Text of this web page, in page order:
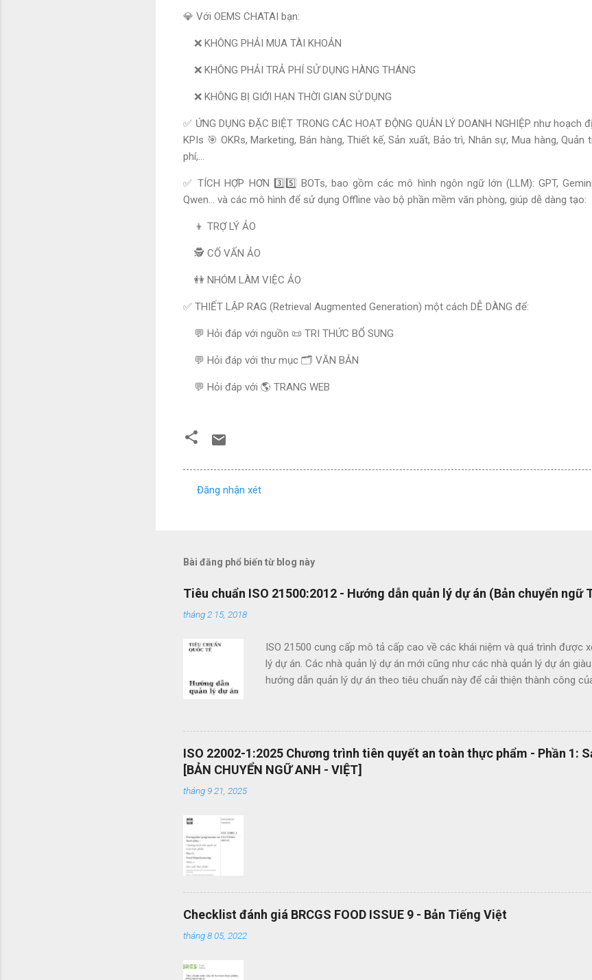
💎 Với OEMS CHATAI bạn:
❌ KHÔNG PHẢI MUA TÀI KHOẢN
❌ KHÔNG PHẢI TRẢ PHÍ SỬ DỤNG HÀNG THÁNG
❌ KHÔNG BỊ GIỚI HẠN THỜI GIAN SỬ DỤNG
✅ ỨNG DỤNG ĐẶC BIỆT TRONG CÁC HOẠT ĐỘNG QUẢN LÝ DOANH NGHIỆP như
KPIs 🎯 OKRs, Marketing, Bán hàng, Thiết kế, Sản xuất, Bảo trì, Nhân sự, Mua hàng,
phí,…
✅ TÍCH HỢP HƠN 3️⃣5️⃣ BOTs, bao gồm các mô hình ngôn ngữ lớn (LLM): GPT,
Qwen… và các mô hình để sử dụng Offline vào bộ phần mềm văn phòng, giúp dễ dàng tạo:
👦 TRỢ LÝ ẢO
🕵 CỐ VẤN ẢO
👭 NHÓM LÀM VIỆC ẢO
✅ THIẾT LẬP RAG (Retrieval Augmented Generation) một cách DỄ DÀNG để:
💬 Hỏi đáp với nguồn 📜 TRI THỨC BỔ SUNG
💬 Hỏi đáp với thư mục 🗂 VĂN BẢN
💬 Hỏi đáp với 🌎 TRANG WEB
n
é
t
Đăng nhận xét
Bài đăng phổ biến từ blog này
Tiêu chuẩn ISO 21500:2012 - Hướng dẫn quản lý dự án (Bản chuyển ngữ
tháng 2 15, 2018
ISO 21500 cung cấp mô tả cấp cao về các khái niệm và quá trình được
lý dự án. Các nhà quản lý dự án mới cũng như các nhà quản lý dự án
hướng dẫn quản lý dự án theo tiêu chuẩn này để cải thiện thành công
các tổ chức nhằm nâng cao chất lượng dự án Tạo thuận lợi cho quá
việc sử dụng thuật ngữ quản lý dự án một cách nhất quán Cho phép sự
án và khả năng làm việc trong các dự án quốc tế Cung cấp các nguyên
mang tính phổ quát OEMS Chuyển đổi số quy trình thật đơn giản. Hiện
được vận hành dạng bản in? OEMS là một công cụ tuyệt vời giúp bạn
ISO 22002-1:2025 Chương trình tiên quyết an toàn thực phẩm - Phần 1:
[BẢN CHUYỂN NGỮ ANH - VIỆT]
tháng 9 21, 2025
Checklist đánh giá BRCGS FOOD ISSUE 9 - Bản Tiếng Việt
tháng 8 05, 2022